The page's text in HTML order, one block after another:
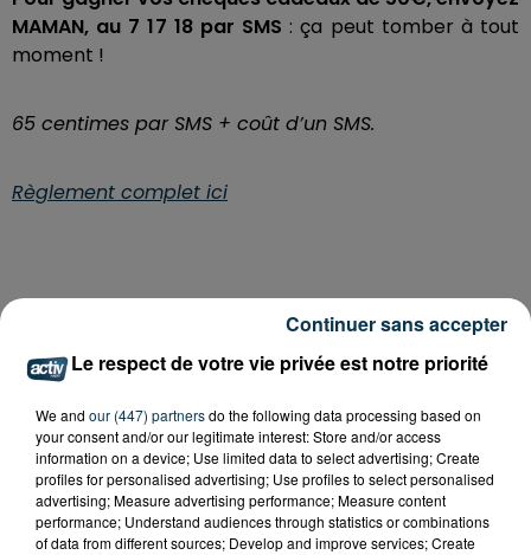
MAMAN, au 7 17 18 par SMS : ça peut tomber à tout
moment !
65 centimes par SMS + coût d’un SMS.
Règlement complet ici
Le respect de votre vie privée est notre priorité
We and our (447) partnersdo the following data processing based on
your consent and/or our legitimate interest: Store and/or access
information on a device; Use limited data to select advertising; Create
profiles for personalised advertising; Use profiles to select personalised
advertising; Measure advertising performance; Measure content
performance; Understand audiences through statistics or combinations
of data from different sources; Develop and improve services; Create
Continuer sans accepter